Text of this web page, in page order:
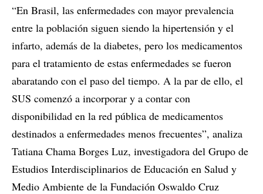
“En Brasil, las enfermedades con mayor prevalencia
entre la población siguen siendo la hipertensión y el
infarto, además de la diabetes, pero los medicamentos
para el tratamiento de estas enfermedades se fueron
abaratando con el paso del tiempo. A la par de ello, el
SUS comenzó a incorporar y a contar con
disponibilidad en la red pública de medicamentos
destinados a enfermedades menos frecuentes”, analiza
Tatiana Chama Borges Luz, investigadora del Grupo de
Estudios Interdisciplinarios de Educación en Salud y
Medio Ambiente de la Fundación Oswaldo Cruz